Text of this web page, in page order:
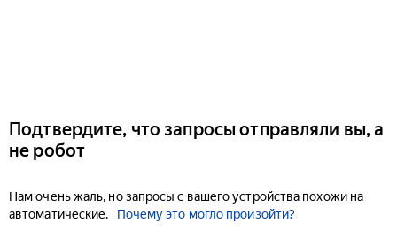
Подтвердите, что запросы отправляли вы, а
не робот
Нам очень жаль, но запросы с вашего устройства похожи на
автоматические.
Почему это могло произойти?